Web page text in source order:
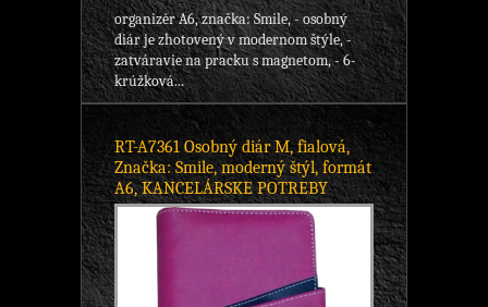
organizér A6, značka: Smile, - osobný
diár je zhotovený v modernom štýle, -
zatváravie na pracku s magnetom, - 6-
krúžková...
RT-A7361 Osobný diár M, fialová,
Značka: Smile, moderný štýl, formát
A6, KANCELÁRSKE POTREBY